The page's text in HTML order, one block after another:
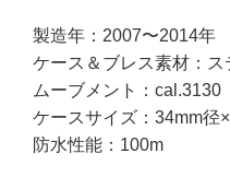
製造年：2007〜2014年
ケース＆ブレス素材：
ムーブメント：cal.3130
ケースサイズ：34mm径
防水性能：100m